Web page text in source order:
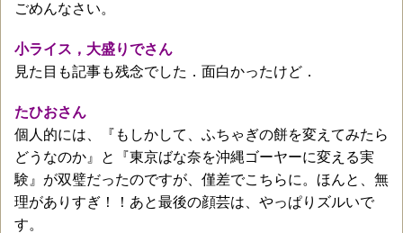
ごめんなさい。
小ライス，大盛りでさん
見た目も記事も残念でした．面白かったけど．
たひおさん
個人的には、『もしかして、ふちゃぎの餅を変えてみたら
どうなのか』と『東京ばな奈を沖縄ゴーヤーに変える実
験』が双璧だったのですが、僅差でこちらに。ほんと、無
理がありすぎ！！あと最後の顔芸は、やっぱりズルいで
す。